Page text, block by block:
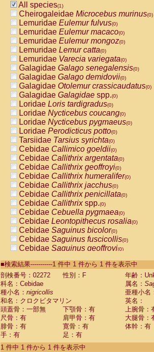
All species(1)
Cheirogaleidae Microcebus murinus(0)
Lemuridae Eulemur fulvus(0)
Lemuridae Eulemur macaco(0)
Lemuridae Eulemur mongoz(0)
Lemuridae Lemur catta(0)
Lemuridae Varecia variegata(0)
Galagidae Galago senegalensis(0)
Galagidae Galago demidovii(0)
Galagidae Otolemur crassicaudatus(0)
Galagidae Galagidae spp.(0)
Loridae Loris tardigradus(0)
Loridae Nycticebus coucang(0)
Loridae Nycticebus pygmaeus(0)
Loridae Perodicticus potto(0)
Tarsiidae Tarsius syrichta(0)
Cebidae Callimico goeldii(0)
Cebidae Callithrix argentata(0)
Cebidae Callithrix geoffroyi(0)
Cebidae Callithrix humeralifer(0)
Cebidae Callithrix jacchus(0)
Cebidae Callithrix penicillata(0)
Cebidae Callithrixspp.(0)
Cebidae Cebuella pygmaea(0)
Cebidae Leontopithecus rosalia(0)
Cebidae Saguinus bicolor(0)
Cebidae Saguinus fuscicollis(0)
Cebidae Saguinus geoffroyi(0)
CebidaeSaguinus labiatus(0)
Cebidae Saguinus leucopus (0)
Cebidae
CebidaeSaguinus mystax
CebidaeSaguinus nigricollis (1)
Cebidae Saguinus oedipus
Cebidae Saguinus weddelli
Cebidae Saguinusspp.
Cebidae Aotus trivirgatus
Cebidae Cebus albifrons
■検索結果-----------1 件中 1 件から 1 件を表示中
剖検番号：02272
性別：F
年齢：
科名：Cebidae
属名：
種小名： nigricollis
亜種小名
和名：クロクビタマリン
英名：
頭蓋骨：一部無
下顎骨：有
上腕骨：
尺骨：有
肩甲骨：有
大腿骨：
腓骨：有
寛骨：有
体幹：有
手：有
足：有
1 件中 1 件から 1 件を表示中